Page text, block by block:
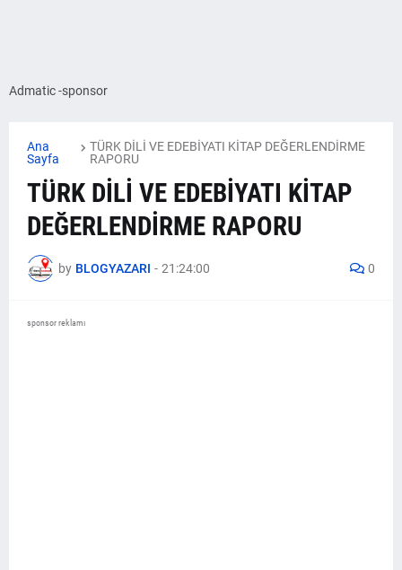
Admatic -sponsor
Ana
Sayfa
TÜRK DİLİ VE EDEBİYATI KİTAP DEĞERLENDİRME
RAPORU
TÜRK DİLİ VE EDEBİYATI KİTAP
DEĞERLENDİRME RAPORU
by BLOGYAZARI - 21:24:00 0
sponsor reklamı